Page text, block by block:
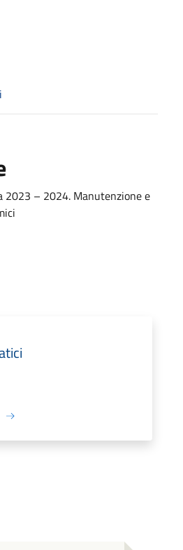
2023 – 2024. Manutenzione e